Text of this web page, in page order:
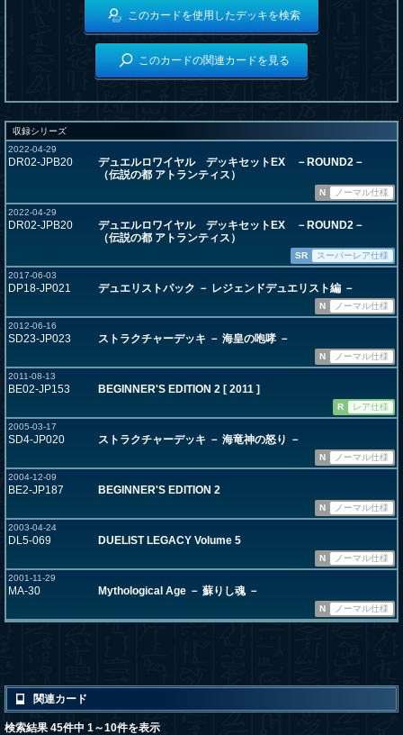
このカードを使用したデッキを検索
このカードの関連カードを見る
収録シリーズ
2022-04-29
DR02-JPB20
デュエルロワイヤル デッキセットEX －ROUND2－
（伝説の都 アトランティス）
N
ノーマル仕様
2022-04-29
DR02-JPB20
デュエルロワイヤル デッキセットEX －ROUND2－
（伝説の都 アトランティス）
SR
スーパーレア仕様
2017-06-03
DP18-JP021 デュエリストパック － レジェンドデュエリスト編 －
N
ノーマル仕様
2012-06-16
SD23-JP023 ストラクチャーデッキ － 海皇の咆哮 －
N
ノーマル仕様
2011-08-13
BE02-JP153 BEGINNER'S EDITION 2 [ 2011 ]
R
レア仕様
2005-03-17
SD4-JP020 ストラクチャーデッキ － 海竜神の怒り －
N
ノーマル仕様
2004-12-09
BE2-JP187 BEGINNER'S EDITION 2
N
ノーマル仕様
2003-04-24
DL5-069 DUELIST LEGACY Volume 5
N
ノーマル仕様
2001-11-29
MA-30 Mythological Age － 蘇りし魂 －
N ノーマル仕様
関連カード
検索結果 45件中 1～10件を表示